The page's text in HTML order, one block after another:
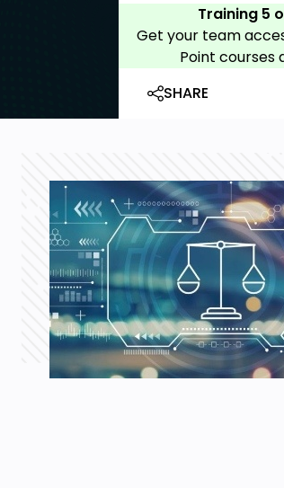
Training 5
Get your team
Point courses
SHARE